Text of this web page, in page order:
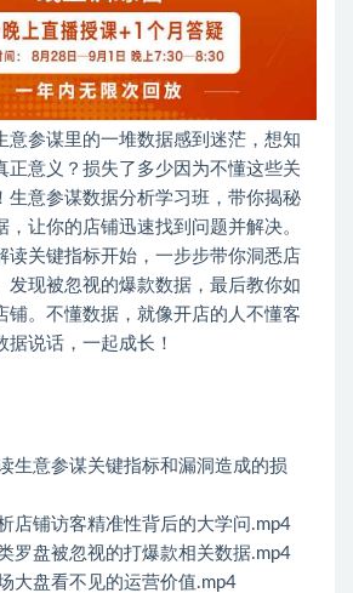
意参谋里的一堆数据感到迷茫，想知
正意义？损失了多少因为不懂这些关
生意参谋数据分析学习班，带你揭秘
，让你的店铺迅速找到问题并解决。
读关键指标开始，一步步带你洞悉店
发现被忽视的爆款数据，最后教你如
铺。不懂数据，就像开店的人不懂客
据说话，一起成长！
生意参谋关键指标和漏洞造成的损
店铺访客精准性背后的大学问.mp4
罗盘被忽视的打爆款相关数据.mp4
大盘看不见的运营价值.mp4